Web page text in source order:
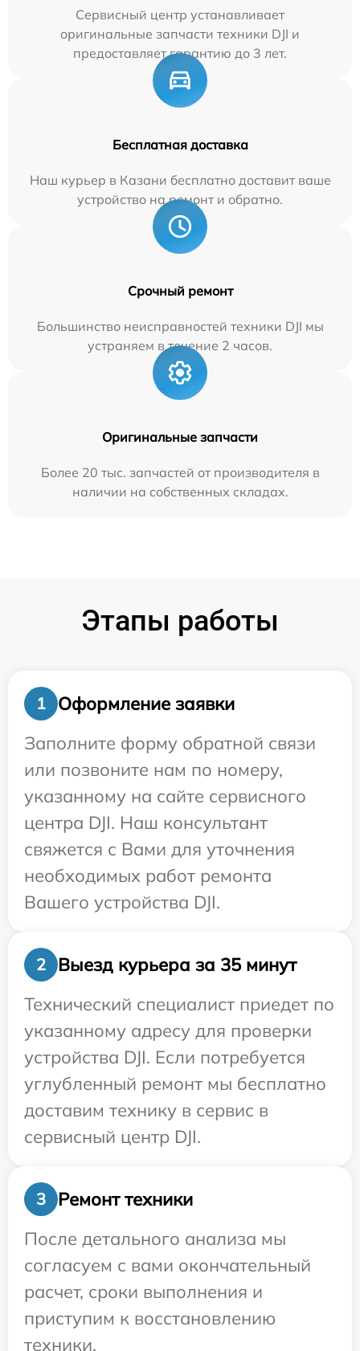
Сервисный центр устанавливает
оригинальные запчасти техники DJI и
предоставляет гарантию до 3 лет.
Бесплатная доставка
Наш курьер в Казани бесплатно доставит ваше
устройство на ремонт и обратно.
Срочный ремонт
Большинство неисправностей техники DJI мы
устраняем в течение 2 часов.
Оригинальные запчасти
Более 20 тыс. запчастей от производителя в
наличии на собственных складах.
Этапы работы
1
Оформление заявки
Заполните форму обратной связи
или позвоните нам по номеру,
указанному на сайте сервисного
центра DJI. Наш консультант
свяжется с Вами для уточнения
необходимых работ ремонта
Вашего устройства DJI.
2
Выезд курьера за 35 минут
Технический специалист приедет по
указанному адресу для проверки
устройства DJI. Если потребуется
углубленный ремонт мы бесплатно
доставим технику в сервис в
сервисный центр DJI.
3
Ремонт техники
После детального анализа мы
согласуем с вами окончательный
расчет, сроки выполнения и
приступим к восстановлению
техники.